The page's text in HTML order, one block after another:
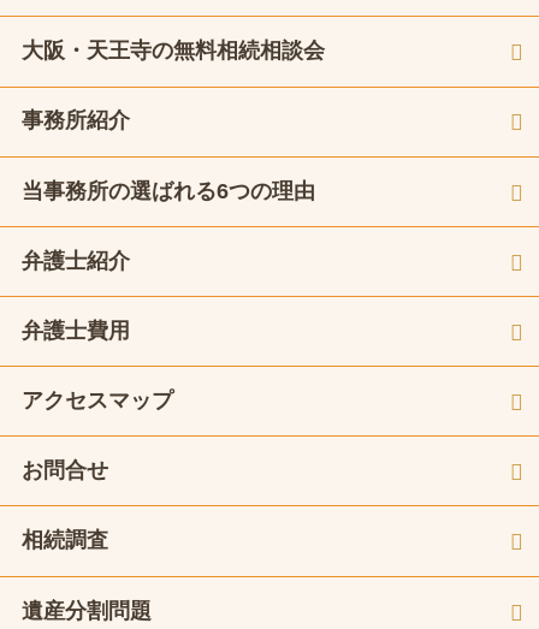
大阪・天王寺の無料相続相談会
事務所紹介
当事務所の選ばれる6つの理由
弁護士紹介
弁護士費用
アクセスマップ
お問合せ
相続調査
遺産分割問題